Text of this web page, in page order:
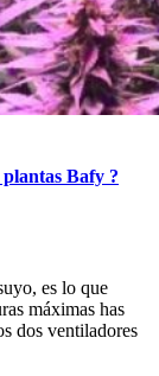
Bafy ?
es lo que
máximas has
dos ventiladores